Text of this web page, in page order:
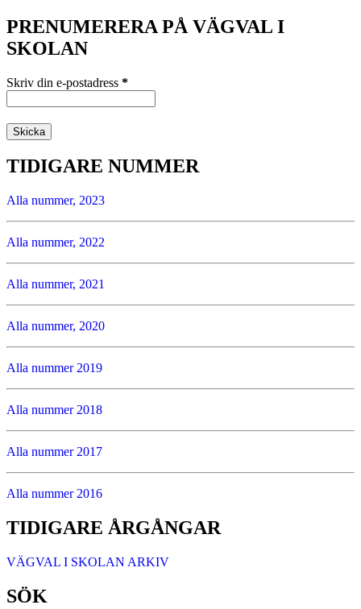
PRENUMERERA PÅ VÄGVAL I
SKOLAN
Skriv din e-postadress *
TIDIGARE NUMMER
Alla nummer, 2023
Alla nummer, 2022
Alla nummer, 2021
Alla nummer, 2020
Alla nummer 2019
Alla nummer 2018
Alla nummer 2017
Alla nummer 2016
TIDIGARE ÅRGÅNGAR
VÄGVAL I SKOLAN ARKIV
SÖK